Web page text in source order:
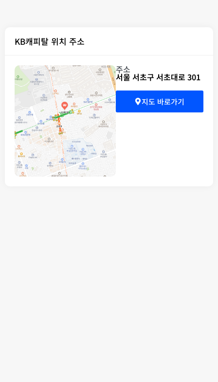
KB캐피탈 위치 주소
주소
서울 서초구 서초대로 301
지도 바로가기